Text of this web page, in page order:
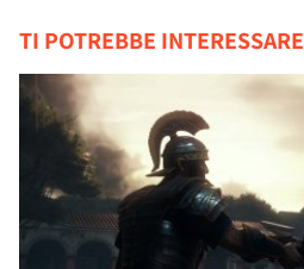
TI POTREBBE INTERESSARE